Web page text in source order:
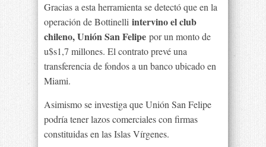
Gracias a esta herramienta se detectó que en la
operación de Bottinelli intervino el club
chileno, Unión San Felipe por un monto de
u$s1,7 millones. El contrato prevé una
transferencia de fondos a un banco ubicado en
Miami.
Asimismo se investiga que Unión San Felipe
podría tener lazos comerciales con firmas
constituidas en las Islas Vírgenes.